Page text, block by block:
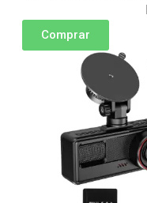
Comprar